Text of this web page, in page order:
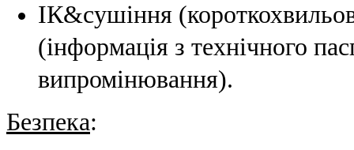
ІК&сушіння
(інформація з технічного
випромінювання).
Безпека: